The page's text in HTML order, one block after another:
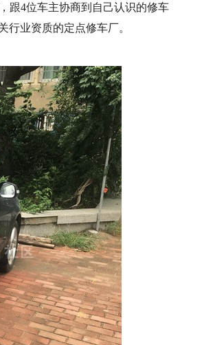
跟4位车主协商到自己认识的修车
行业资质的定点修车厂。